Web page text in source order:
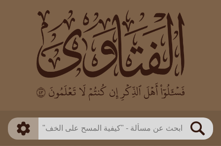
بحث
العالم
بن باز
بن العثيمين
اللجنة الدائمة
طريقة البحث
ذكي